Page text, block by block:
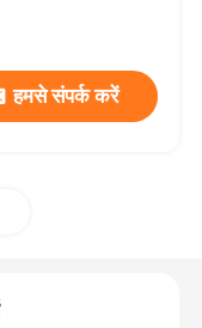
हमसे संपर्क करें